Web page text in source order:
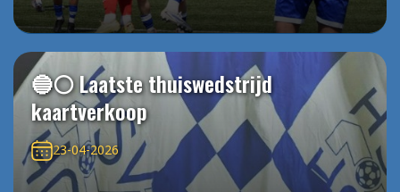
🔵⚪️ Laatste thuiswedstrijd
kaartverkoop
23-04-2026